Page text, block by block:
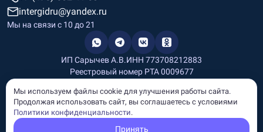
intergidru@yandex.ru
Мы на связи c 10 до 21
ИП Сарычев А.В.ИНН 773708212883
Реестровый номер РТА 0009677
Информация, размещённая на сайте, носит информационный
характер и не является рекламой и публичной офертой.
Мы используем файлы cookie для улучшения работы сайта.
Продолжая использовать сайт, вы соглашаетесь с условиями
Политики конфиденциальности.
Принять